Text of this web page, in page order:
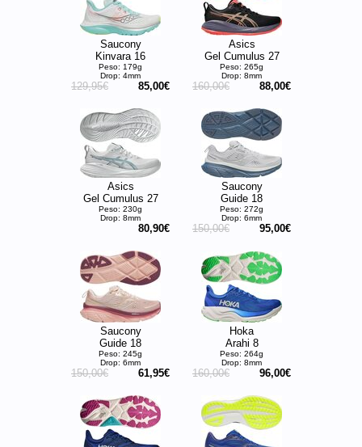
Saucony
Kinvara 16
Peso: 179g
Drop: 4mm
129,95€ 85,00€
Asics
Gel Cumulus 27
Peso: 265g
Drop: 8mm
160,00€ 88,00€
Asics
Gel Cumulus 27
Peso: 230g
Drop: 8mm
80,90€
Saucony
Guide 18
Peso: 272g
Drop: 6mm
150,00€ 95,00€
Saucony
Guide 18
Peso: 245g
Drop: 6mm
150,00€ 61,95€
Hoka
Arahi 8
Peso: 264g
Drop: 8mm
160,00€ 96,00€